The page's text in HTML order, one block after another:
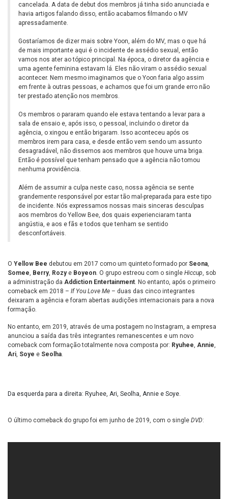
cancelada. A data de debut dos membros já tinha sido anunciada e
havia artigos falando disso, então acabamos filmando o MV
apressadamente.
Gostaríamos de dizer mais sobre Yoon, além do MV, mas o que há
de mais importante aqui é o incidente de assédio sexual, então
vamos nos ater ao tópico principal. Na época, o diretor da agência e
uma agente feminina estavam lá. Eles não viram o assédio sexual
acontecer. Nem mesmo imaginamos que o Yoon faria algo assim
em frente à outras pessoas, e achamos que foi um grande erro não
ter prestado atenção nos membros.
Os membros o pararam quando ele estava tentando a levar para a
sala de ensaio e, após isso, o pessoal, incluindo o diretor da
agência, o xingou e então brigaram. Isso aconteceu após os
membros irem para casa, e desde então vem sendo um assunto
desagradável, não dissemos aos membros que houve uma briga.
Então é possível que tenham pensado que a agência não tomou
nenhuma providência.
Além de assumir a culpa neste caso, nossa agência se sente
grandemente responsável por estar tão mal-preparada para este tipo
de incidente. Nós expressamos nossas mais sinceras desculpas
aos membros do Yellow Bee, dos quais experienciaram tanta
angústia, e aos e fãs e todos que tenham se sentido
desconfortáveis.
O Yellow Bee debutou em 2017 como um quinteto formado por Seona
Somee Berry, Rozye Boyeon . O grupo estreou com o single Hiccup , sob
a administração da Addiction Entertainment . No entanto, após o primeiro
comeback em 2018 – If You Love Me – duas das cinco integrantes
deixaram a agência e foram abertas audições internacionais para a nova
formação.
No entanto, em 2019, através de uma postagem no Instagram, a empresa
anunciou a saída das três integrantes remanescentes e um novo
comeback com formação totalmente nova composta por: Ryuhee Annie
Ari Soye e Seolha
Da esquerda para a direita: Ryuhee, Ari, Seolha, Annie e Soye.
O último comeback do grupo foi em junho de 2019, com o single DVD: